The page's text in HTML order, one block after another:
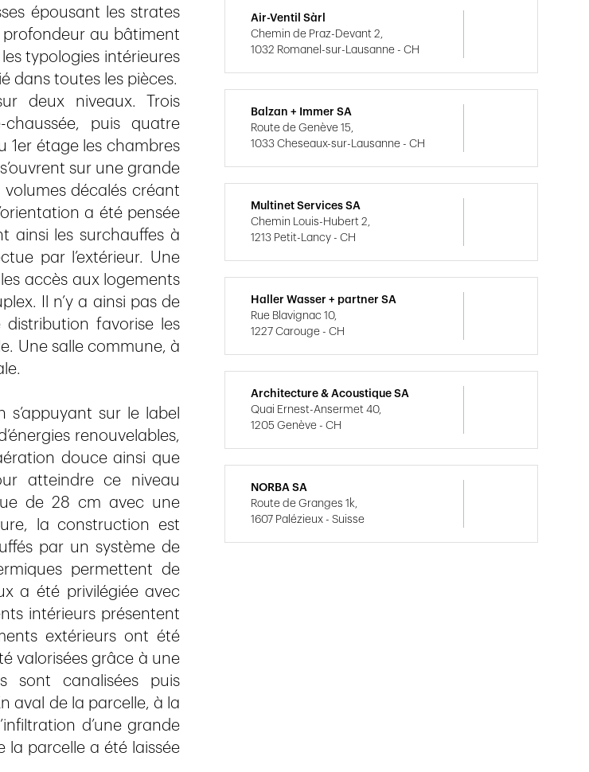
épousant les strates
au bâtiment
typologies intérieures
dans toutes les pièces.
deux niveaux. Trois
chaussée, puis quatre
1er étage les chambres
sur une grande
décalés créant
a été pensée
ainsi les surchauffes à
par l’extérieur. Une
accès aux logements
Il n’y a ainsi pas de
distribution favorise les
Une salle commune, à
sur le label
renouvelables,
douce ainsi que
atteindre ce niveau
de 28 cm avec une
la construction est
par un système de
permettent de
a été privilégiée avec
intérieurs présentent
extérieurs ont été
valorisées grâce à une
sont canalisées puis
aval de la parcelle, à la
d’une grande
la parcelle a été laissée
Air-Ventil Sàrl
Chemin de Praz-Devant 2,
1032 Romanel-sur-Lausanne - CH
Balzan + Immer SA
Route de Genève 15,
1033 Cheseaux-sur-Lausanne - CH
Multinet Services SA
Chemin Louis-Hubert 2,
1213 Petit-Lancy - CH
Haller Wasser + partner SA
Rue Blavignac 10,
1227 Carouge - CH
Architecture & Acoustique SA
Quai Ernest-Ansermet 40,
1205 Genève - CH
NORBA SA
Route de Granges 1k,
1607 Palézieux - Suisse